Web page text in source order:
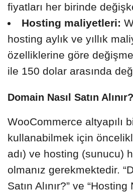
fiyatları her birinde
Hosting maliyetleri:
hosting aylık ve yıllık
özelliklerine göre
ile 150 dolar arasında
Domain Nasıl Satın Alınır?
WooCommerce altyapılı
kullanabilmek için
adı) ve hosting (sunucu)
olmanız gerekmektedir.
Satın Alınır?” ve “Hosting